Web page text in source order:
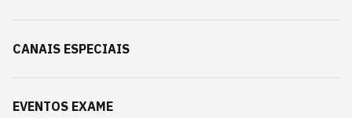
CANAIS ESPECIAIS
EVENTOS EXAME